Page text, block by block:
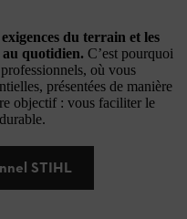
du terrain et les
au quotidien. C’est pourquoi
où vous
présentées de manière
objectif : vous faciliter le
STIHL